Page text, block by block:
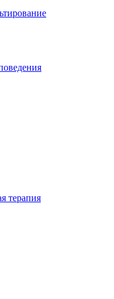
терапия